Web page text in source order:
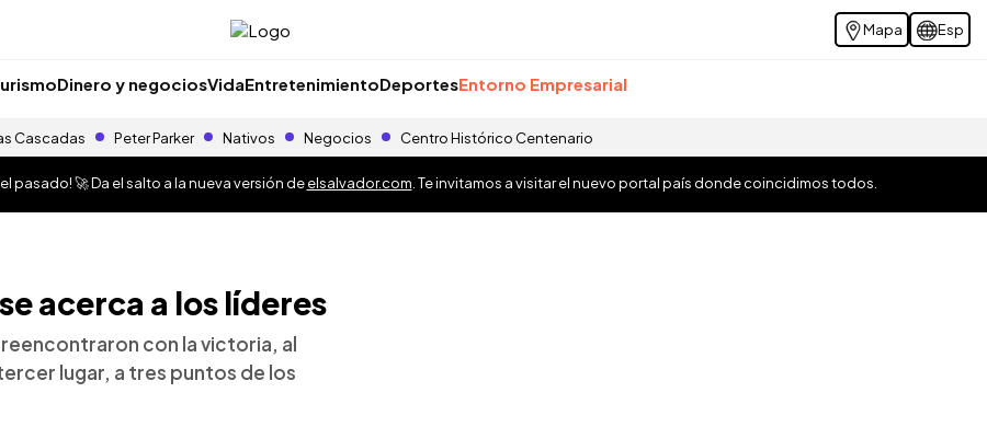
Mapa Esp
Dinero y negociosVidaEntretenimientoDeportesEntorno Empresarial
Cascadas Peter Parker Nativos Negocios Centro Histórico Centenario
pasado! 🚀 Da el salto a la nueva versión deelsalvador.com . Te invitamos a visitar el nuevo portal país donde coincidimos todos.
acerca a los líderes
con la victoria, al
lugar, a tres puntos de los